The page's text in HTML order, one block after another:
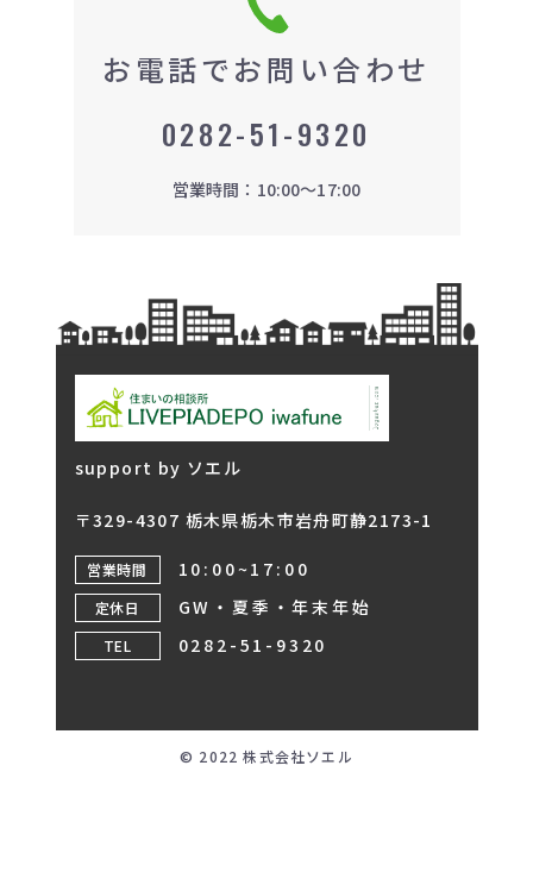
お電話でお問い合わせ
0282-51-9320
営業時間：10:00～17:00
support by ソエル
〒329-4307 栃木県栃木市岩舟町静2173-1
営業時間 10:00~17:00
定休日 GW・夏季・年末年始
TEL 0282-51-9320
© 2022 株式会社ソエル